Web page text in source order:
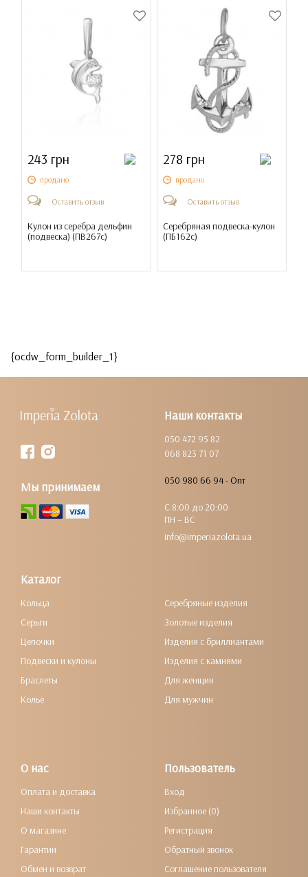
243 грн
продано
Оставить отзыв
Кулон из серебра дельфин
(подвеска) (ПВ267с)
278 грн
продано
Оставить отзыв
Серебряная подвеска-кулон
(ПБ162с)
{ocdw_form_builder_1}
Наши контакты
050 472 95 82
068 823 71 07
050 980 66 94 - Опт
С 8:00 до 20:00
ПН – ВС
info@imperiazolota.ua
Мы принимаем
Каталог
Кольца
Серьги
Цепочки
Подвески и кулоны
Браслеты
Колье
Серебряные изделия
Золотые изделия
Изделия с бриллиантами
Изделия с камнями
Для женщин
Для мужчин
О нас
Оплата и доставка
Наши контакты
О магазине
Гарантии
Обмен и возврат
Пользователь
Вход
Избранное (0)
Регистрация
Обратный звонок
Соглашение пользователя